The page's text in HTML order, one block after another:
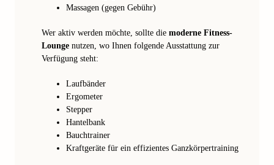
Massagen (gegen Gebühr)
Wer aktiv werden möchte, sollte die moderne Fitness-
Lounge nutzen, wo Ihnen folgende Ausstattung zur
Verfügung steht:
Laufbänder
Ergometer
Stepper
Hantelbank
Bauchtrainer
Kraftgeräte für ein effizientes Ganzkörpertraining